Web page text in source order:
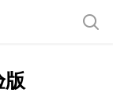
版